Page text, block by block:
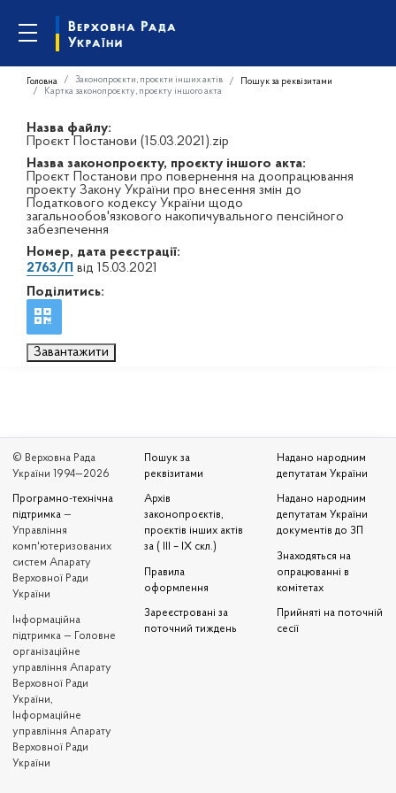
Головна Законопроєкти, проєкти інших актів
Пошук за реквізитами
Картка законопроєкту, проєкту іншого акта
Назва файлу:
Проєкт Постанови (15.03.2021).zip
Назва законопроєкту, проєкту іншого акта:
Проєкт Постанови про повернення на доопрацювання
проекту Закону України про внесення змін до
Податкового кодексу України щодо
загальнообов'язкового накопичувального пенсійного
забезпечення
Номер, дата реєстрації:
2763/П від 15.03.2021
Поділитись:
Завантажити
© Верховна Рада
України 1994—2026
Програмно-технічна
підтримка —
Управління
комп'ютеризованих
систем Апарату
Верховної Ради
України
Iнформаційна
підтримка — Головне
організаційне
управління Апарату
Верховної Ради
України,
Інформаційне
управління Апарату
Верховної Ради
України
Пошук за
реквізитами
Архів
законопроєктів,
проєктів інших актів
за ( III – IX скл.)
Правила
оформлення
Зареєстровані за
поточний тиждень
Надано народним
депутатам України
Надано народним
депутатам України
документів до ЗП
Знаходяться на
опрацюванні в
комітетах
Прийняті на поточній
сесії